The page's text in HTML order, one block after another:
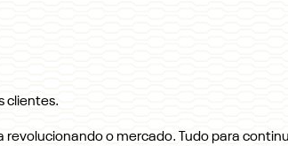
clientes.
o mercado. Tudo para